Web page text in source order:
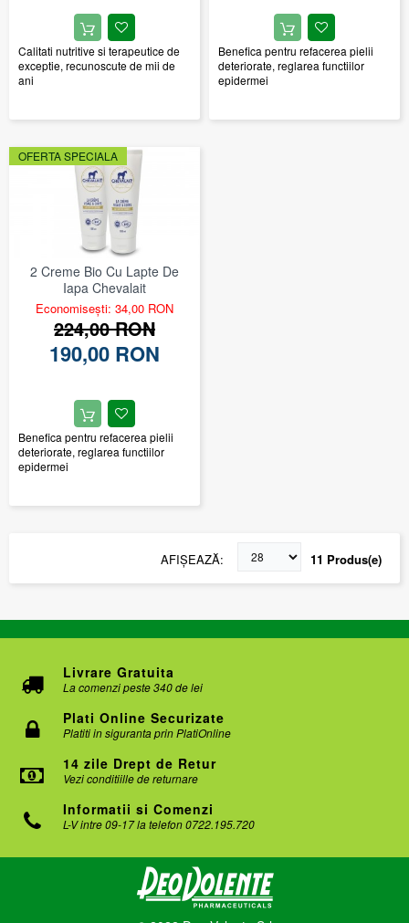
Calitati nutritive si terapeutice de
exceptie, recunoscute de mii de
ani
Benefica pentru refacerea pielii
deteriorate, reglarea functiilor
epidermei
OFERTA SPECIALA
2 Creme Bio Cu Lapte De
Iapa Chevalait
Economisești: 34,00 RON
224,00 RON
190,00 RON
Benefica pentru refacerea pielii
deteriorate, reglarea functiilor
epidermei
11 Produs(e)
AFIŞEAZĂ
Livrare Gratuita
La comenzi peste 340 de lei
Plati Online Securizate
Platiti in siguranta prin PlatiOnline
14 zile Drept de Retur
Vezi conditiille de returnare
Informatii si Comenzi
L-V intre 09-17 la telefon 0722.195.720